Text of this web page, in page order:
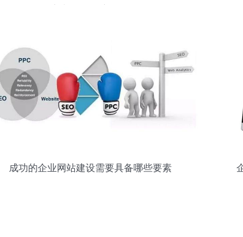
成功的企业网站建设需要具备哪些要素